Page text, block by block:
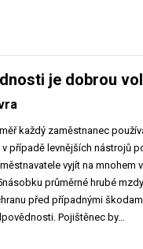
je dobrou
každý zaměstnanec
v případě levnějších nástrojů
vyjít na mnohem
průměrné hrubé
před případnými
Pojištěnec by…